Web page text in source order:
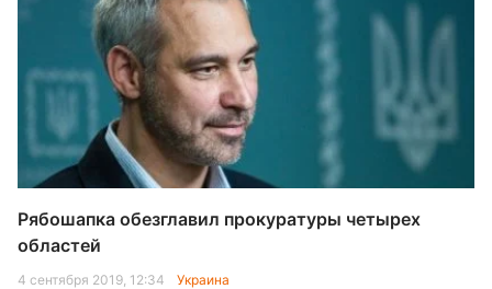
Рябошапка обезглавил прокуратуры четырех
областей
4 сентября 2019, 12:34 Украина